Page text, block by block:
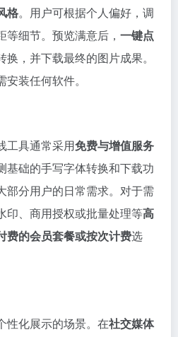
格。用户可根据个人偏好，调
细节。预览满意后， 一键点
换，并下载最终的图片成果。
装任何软件。
工具通常采用免费与增值服务
基础的手写字体转换和下载功
部分用户的日常需求。对于需
印、商用授权或批量处理等高
费的会员套餐或按次计费选
性化展示的场景。在社交媒体